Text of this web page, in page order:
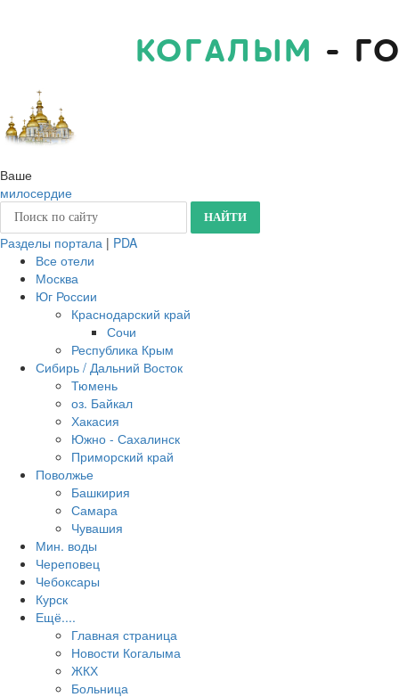
КОГАЛЫМ -
Ваше
милосердие
Разделы портала | PDA
Все отели
Москва
Юг России
Краснодарский край
Сочи
Республика Крым
Сибирь / Дальний Восток
Тюмень
оз. Байкал
Хакасия
Южно - Сахалинск
Приморский край
Поволжье
Башкирия
Самара
Чувашия
Мин. воды
Череповец
Чебоксары
Курск
Ещё....
Главная страница
Новости Когалыма
ЖКХ
Больница